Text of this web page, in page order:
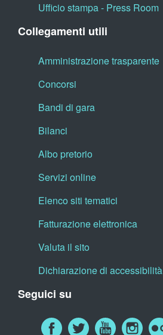
Ufficio stampa - Press Room
Collegamenti utili
Amministrazione trasparente
Concorsi
Bandi di gara
Bilanci
Albo pretorio
Servizi online
Elenco siti tematici
Fatturazione elettronica
Valuta il sito
Dichiarazione di accessibilità
Seguici su